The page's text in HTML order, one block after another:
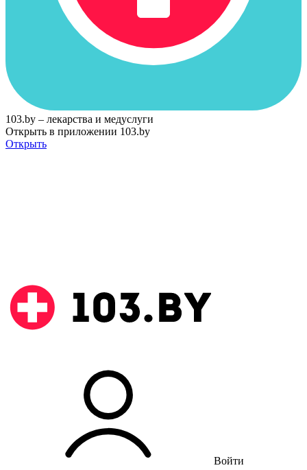
103.by – лекарства и медуслуги
Открыть в приложении 103.by
Открыть
Войти